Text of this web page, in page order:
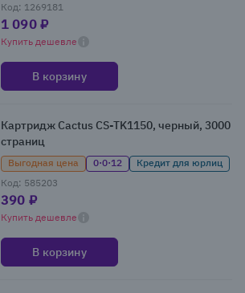
Код: 1269181
1 090 ₽
Купить дешевле
В корзину
Картридж Cactus CS-TK1150, черный, 3000
страниц
Выгодная цена 0·0·12
Кредит для юрлиц
Код: 585203
390 ₽
Купить дешевле
В корзину